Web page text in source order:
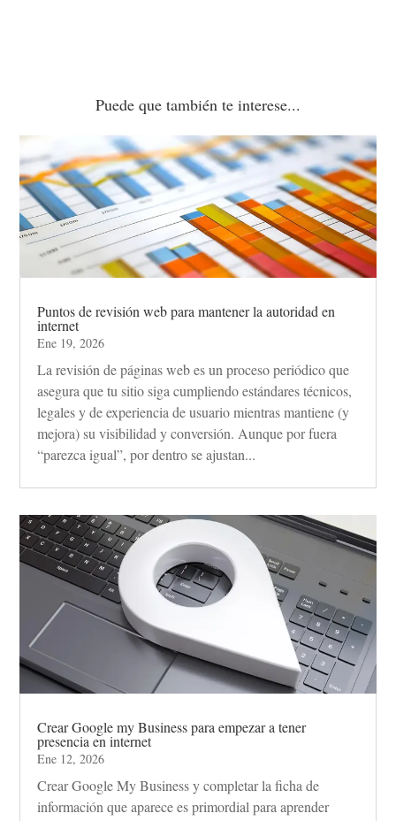
Puede que también te interese...
Puntos de revisión web para mantener la autoridad en
internet
Ene 19, 2026
La revisión de páginas web es un proceso periódico que
asegura que tu sitio siga cumpliendo estándares técnicos,
legales y de experiencia de usuario mientras mantiene (y
mejora) su visibilidad y conversión. Aunque por fuera
“parezca igual”, por dentro se ajustan...
Crear Google my Business para empezar a tener
presencia en internet
Ene 12, 2026
Crear Google My Business y completar la ficha de
información que aparece es primordial para aprender